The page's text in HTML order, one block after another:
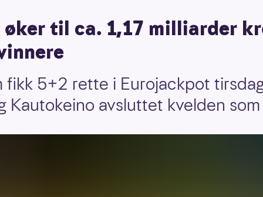
til ca. 1,17 milliarder
fikk 5+2 rette i Eurojackpot
Kautokeino avsluttet kvelden